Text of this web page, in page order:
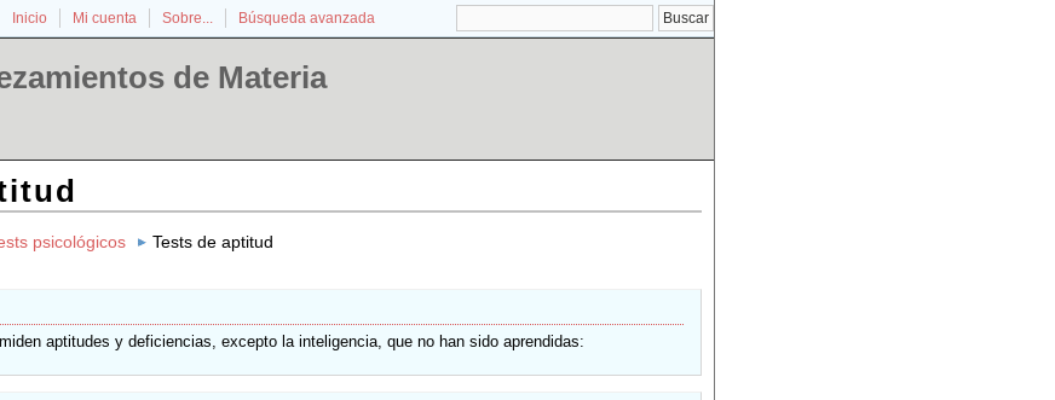
Inicio Mi cuenta Sobre... Búsqueda avanzada
de Materia
psicológicos Tests de aptitud
aptitudes y deficiencias, excepto la inteligencia, que no han sido aprendidas: